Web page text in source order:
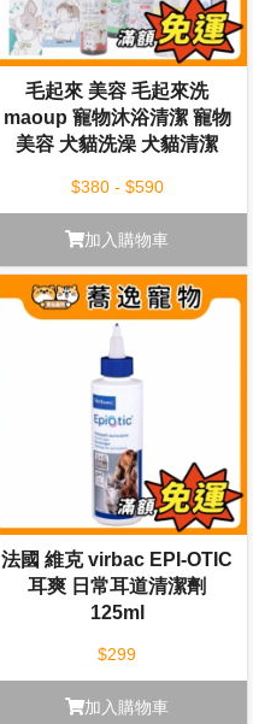
毛起來 美容 毛起來洗
maoup 寵物沐浴清潔 寵物
美容 犬貓洗澡 犬貓清潔
$380 - $590
加入購物車
法國 維克 virbac EPI-OTIC
耳爽 日常耳道清潔劑
125ml
$299
加入購物車